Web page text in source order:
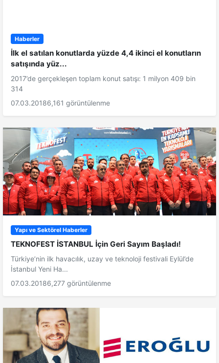
Haberler
İlk el satılan konutlarda yüzde 4,4 ikinci el konutların
satışında yüz...
2017’de gerçekleşen toplam konut satışı: 1 milyon 409 bin
314
07.03.20186,161 görüntülenme
Yapı ve Sektörel Haberler
TEKNOFEST İSTANBUL İçin Geri Sayım Başladı!
Türkiye’nin ilk havacılık, uzay ve teknoloji festivali Eylül’de
İstanbul Yeni Ha...
07.03.20186,277 görüntülenme